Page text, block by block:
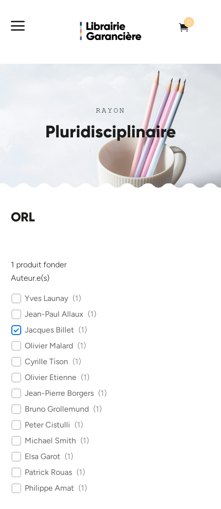
a 
0
RAYON
Pluridisciplinaire
ORL
1 produit fonder
Auteur.e(s)
Yves Launay (1)
Jean-Paul Allaux (1)
Jacques Billet (1)
Olivier Malard (1)
Cyrille Tison (1)
Olivier Etienne (1)
Jean-Pierre Borgers (1)
Bruno Grollemund (1)
Peter Cistulli (1)
Michael Smith (1)
Elsa Garot (1)
Patrick Rouas (1)
Philippe Amat (1)